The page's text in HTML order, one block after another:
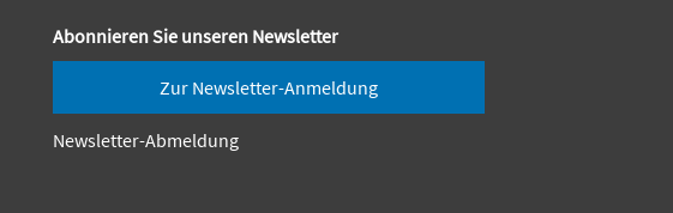
Abonnieren Sie unseren Newsletter
Zur Newsletter-Anmeldung
Newsletter-Abmeldung